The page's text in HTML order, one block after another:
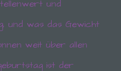
und
und was das Gewicht
weit über allen
ist der